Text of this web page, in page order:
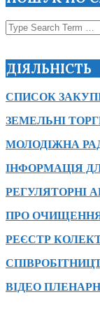
Search
ДІЯЛЬНІСТЬ
СПИСОК
ЗЕМЕЛЬНІ
МОЛОДІЖНА
ІНФОРМАЦІЯ
РЕГУЛЯТОРНІ
ПРО
РЕЄСТР
ВІДЕО